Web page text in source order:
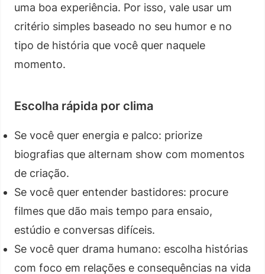
uma boa experiência. Por isso, vale usar um
critério simples baseado no seu humor e no
tipo de história que você quer naquele
momento.
Escolha rápida por clima
Se você quer energia e palco: priorize
biografias que alternam show com momentos
de criação.
Se você quer entender bastidores: procure
filmes que dão mais tempo para ensaio,
estúdio e conversas difíceis.
Se você quer drama humano: escolha histórias
com foco em relações e consequências na vida